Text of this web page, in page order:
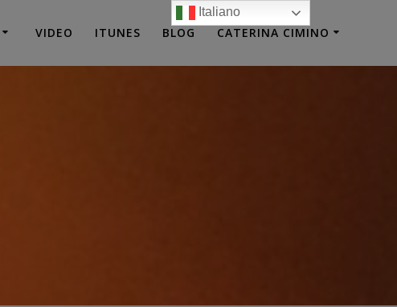
VIDEO ITUNES BLOG CATERINA CIMINO
Italiano